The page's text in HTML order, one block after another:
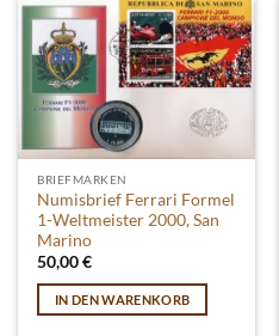
BRIEFMARKEN
Numisbrief Ferrari Formel
1-Weltmeister 2000, San
Marino
50,00€
IN DEN WARENKORB